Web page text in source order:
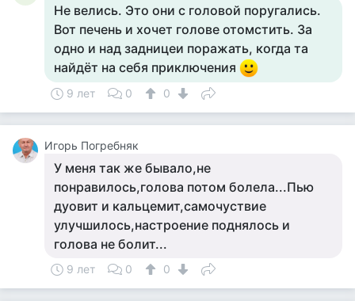
Не велись. Это они с головой поругались.
Вот печень и хочет голове отомстить. За
одно и над задницеи поражать, когда та
найдёт на себя приключения
9 лет 0 0
Игорь Погребняк
У меня так же бывало,не
понравилось,голова потом болела...Пью
дуовит и кальцемит,самочуствие
улучшилось,настроение поднялось и
голова не болит...
9 лет 0 0